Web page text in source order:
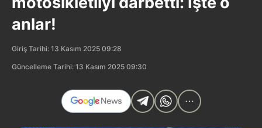
anlar!
Giriş Tarihi: 13 Kasım 2025 09:28
Güncelleme Tarihi: 13 Kasım 2025 09:30